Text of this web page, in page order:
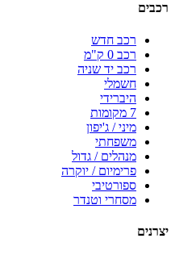
רכבים
רכב חדש
רכב 0 ק"מ
רכב יד שניה
חשמלי
היברידי
7 מקומות
מיני / ג'יפון
משפחתי
מנהלים / גדול
פרימיום / יוקרה
ספורטיבי
מסחרי וטנדר
יצרנים